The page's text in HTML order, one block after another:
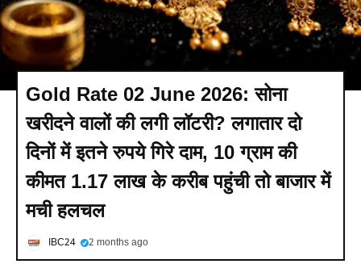
Gold Rate 02 June 2026: सोना
खरीदने वालों की लगी लॉटरी? लगातार दो
दिनों में इतने रुपये गिरे दाम, 10 ग्राम की
कीमत 1.17 लाख के करीब पहुंची तो बाजार में
मची हलचल
IBC24 2 months ago